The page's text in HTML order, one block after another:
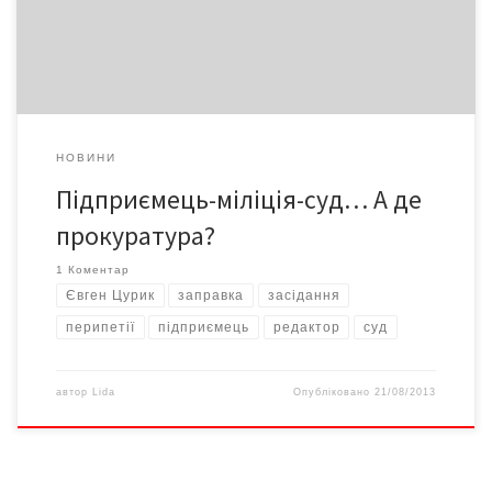
НОВИНИ
Підприємець-міліція-суд… А де
прокуратура?
1 Коментар
Євген Цурик заправка засідання
перипетії підприємець редактор суд
автор Lida Опубліковано21/08/2013